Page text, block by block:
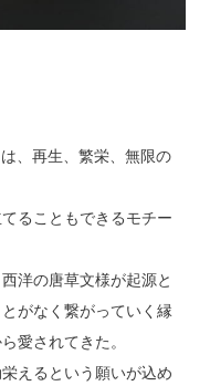
、再生、繁栄、無限の
ることもできるモチー
洋の唐草文様が起源と
がなく繋がっていく縁
愛されてきた。
えるという願いが込め